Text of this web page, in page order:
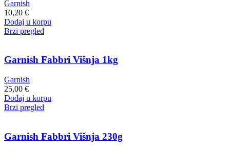
Garnish
10,20 €
Dodaj u korpu
Brzi pregled
Garnish Fabbri Višnja 1kg
Garnish
25,00 €
Dodaj u korpu
Brzi pregled
Garnish Fabbri Višnja 230g